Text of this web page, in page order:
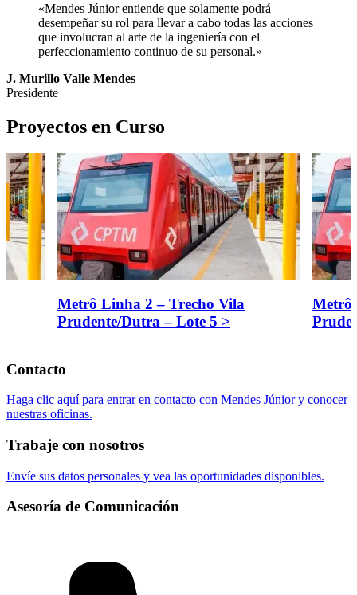
«Mendes Júnior entiende que solamente podrá
desempeñar su rol para llevar a cabo todas las acciones
que involucran al arte de la ingeniería con el
perfeccionamiento continuo de su personal.»
J. Murillo Valle Mendes
Presidente
Proyectos en Curso
Metrô Linha 2 – Trecho Vila
Prudente/Dutra – Lote 5 >
Metrô
Contacto
​Haga clic aquí para entrar en contacto con Mendes Júnior y conocer
nuestras oficinas.
Trabaje con nosotros
Envíe sus datos personales y vea las oportunidades disponibles.
Asesoría de Comunicación